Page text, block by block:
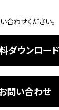
わせください。
ダウンロード
問い合わせ